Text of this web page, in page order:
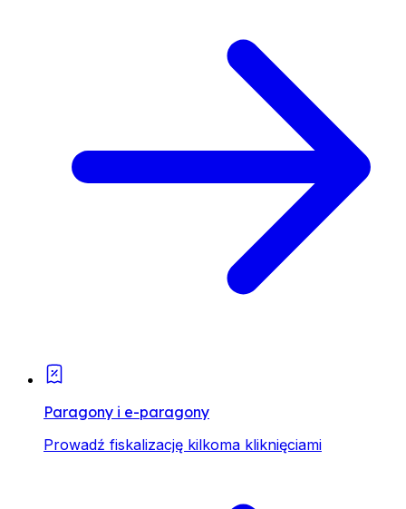
Paragony i e-paragony
Prowadź fiskalizację kilkoma kliknięciami